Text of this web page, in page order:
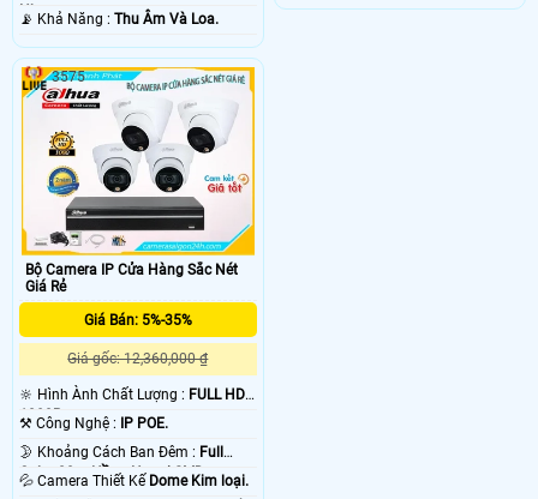
Nhựa.
️📡 Khả Năng : Thu Âm Và Loa.
Bộ Camera IP Cửa Hàng Sắc Nét
Giá Rẻ
Giá Bán: 5%-35%
Giá gốc: 12,360,000 ₫
🔆 Hình Ành Chất Lượng : FULL HD
1080P .
⚒ Công Nghệ : IP POE.
🌛 Khoảng Cách Ban Đêm : Full
Color 20m Hồng Ngoại SMD.
💦 Camera Thiết Kế Dome Kim loại.
3575